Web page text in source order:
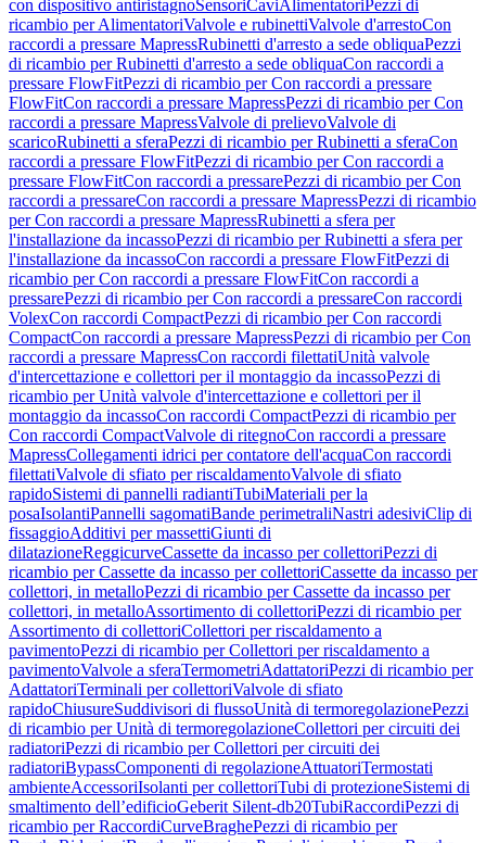
con dispositivo antiristagnoSensoriCaviAlimentatori Pezzi di
ricambio per AlimentatoriValvole e rubinettiValvole d'arrestoCon
raccordi a pressare MapressRubinetti d'arresto a sede obliquaPezzi
di ricambio per Rubinetti d'arresto a sede obliquaCon raccordi a
pressare FlowFitPezzi di ricambio per Con raccordi a pressare
FlowFitCon raccordi a pressare MapressPezzi di ricambio per Con
raccordi a pressare MapressValvole di prelievoValvole di
scaricoRubinetti a sferaPezzi di ricambio per Rubinetti a sferaCon
raccordi a pressare FlowFitPezzi di ricambio per Con raccordi a
pressare FlowFitCon raccordi a pressarePezzi di ricambio per Con
raccordi a pressareCon raccordi a pressare MapressPezzi di ricambio
per Con raccordi a pressare MapressRubinetti a sfera per
l'installazione da incassoPezzi di ricambio per Rubinetti a sfera per
l'installazione da incassoCon raccordi a pressare FlowFitPezzi di
ricambio per Con raccordi a pressare FlowFitCon raccordi a
pressarePezzi di ricambio per Con raccordi a pressareCon raccordi
VolexCon raccordi CompactPezzi di ricambio per Con raccordi
CompactCon raccordi a pressare MapressPezzi di ricambio per Con
raccordi a pressare MapressCon raccordi filettatiUnità valvole
d'intercettazione e collettori per il montaggio da incassoPezzi di
ricambio per Unità valvole d'intercettazione e collettori per il
montaggio da incassoCon raccordi CompactPezzi di ricambio per
Con raccordi CompactValvole di ritegnoCon raccordi a pressare
MapressCollegamenti idrici per contatore dell'acquaCon raccordi
filettatiValvole di sfiato per riscaldamentoValvole di sfiato
rapidoSistemi di pannelli radiantiTubiMateriali per la
posaIsolantiPannelli sagomatiBande perimetraliNastri adesiviClip di
fissaggioAdditivi per massettiGiunti di
dilatazioneReggicurveCassette da incasso per collettoriPezzi di
ricambio per Cassette da incasso per collettoriCassette da incasso per
collettori, in metalloPezzi di ricambio per Cassette da incasso per
collettori, in metalloAssortimento di collettoriPezzi di ricambio per
Assortimento di collettoriCollettori per riscaldamento a
pavimentoPezzi di ricambio per Collettori per riscaldamento a
pavimentoValvole a sferaTermometriAdattatoriPezzi di ricambio per
AdattatoriTerminali per collettoriValvole di sfiato
rapidoChiusureSuddivisori di flussoUnità di termoregolazionePezzi
di ricambio per Unità di termoregolazioneCollettori per circuiti dei
radiatoriPezzi di ricambio per Collettori per circuiti dei
radiatoriBypassComponenti di regolazioneAttuatoriTermostati
ambienteAccessoriIsolanti per collettoriTubi di protezioneSistemi di
smaltimento dell’edificioGeberit Silent-db20TubiRaccordiPezzi di
ricambio per RaccordiCurveBraghePezzi di ricambio per